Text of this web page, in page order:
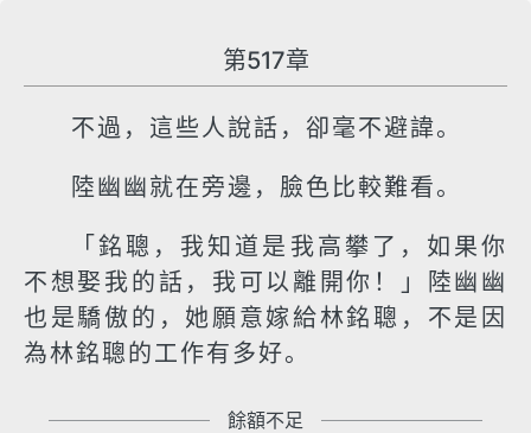
第517章
不過，這些人說話，卻毫不避諱。
陸幽幽就在旁邊，臉色比較難看。
「銘聰，我知道是我高攀了，如果你
不想娶我的話，我可以離開你！」陸幽幽
也是驕傲的，她願意嫁給林銘聰，不是因
為林銘聰的工作有多好。
餘額不足